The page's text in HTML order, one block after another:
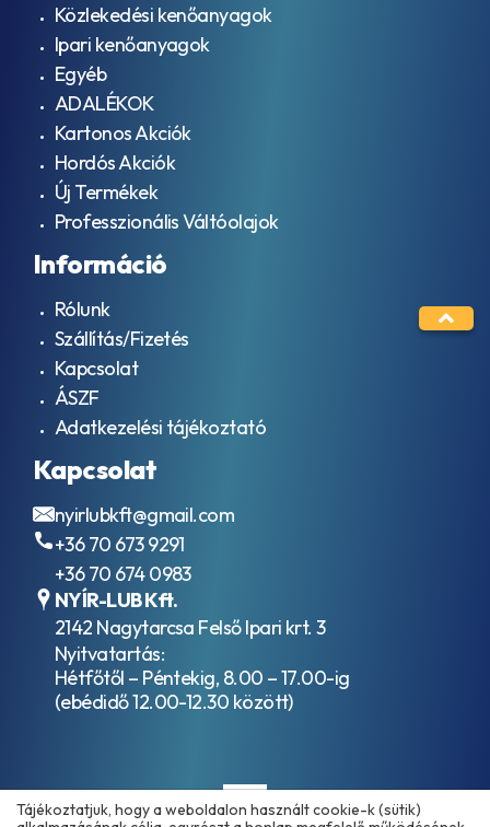
Közlekedési kenőanyagok
Ipari kenőanyagok
Egyéb
ADALÉKOK
Kartonos Akciók
Hordós Akciók
Új Termékek
Professzionális Váltóolajok
Információ
Rólunk
Szállítás/Fizetés
Kapcsolat
ÁSZF
Adatkezelési tájékoztató
Kapcsolat
nyirlubkft@gmail.com
+36 70 673 9291
+36 70 674 0983
NYÍR-LUB Kft.
2142 Nagytarcsa Felső Ipari krt. 3
Nyitvatartás:
Hétfőtől – Péntekig, 8.00 – 17.00-ig
(ebédidő 12.00-12.30 között)
Tájékoztatjuk, hogy a weboldalon használt cookie-k (sütik)